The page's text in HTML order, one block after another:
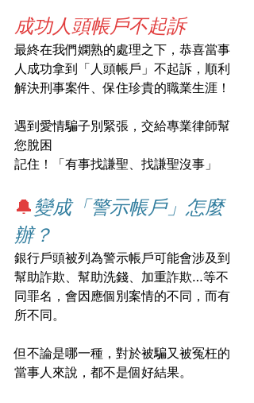
成功人頭帳戶不起訴
最終在我們嫻熟的處理之下，恭喜當事
人成功拿到「人頭帳戶」不起訴，順利
解決刑事案件、保住珍貴的職業生涯！
遇到愛情騙子別緊張，交給專業律師幫
您脫困
記住！「有事找謙聖、找謙聖沒事」
🔔變成「警示帳戶」怎麼
辦？
銀行戶頭被列為警示帳戶可能會涉及到
幫助詐欺、幫助洗錢、加重詐欺…等不
同罪名，會因應個別案情的不同，而有
所不同。
但不論是哪一種，對於被騙又被冤枉的
當事人來說，都不是個好結果。